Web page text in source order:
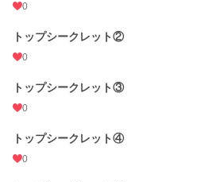
0
トップシークレット②
0
トップシークレット③
0
トップシークレット④
0